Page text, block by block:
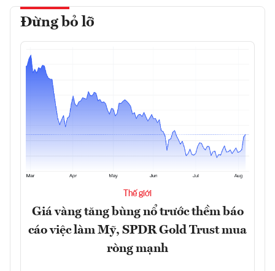
Đừng bỏ lỡ
Thế giới
Giá vàng tăng bùng nổ trước thềm báo
cáo việc làm Mỹ, SPDR Gold Trust mua
ròng mạnh